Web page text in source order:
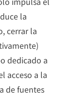
la
cerrar la
dedicado a
acceso a la
de fuentes